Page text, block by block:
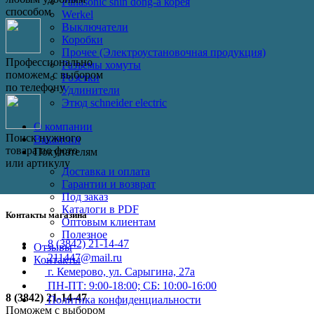
Werkel
Выключатели
Коробки
Прочее (Электроустановочная продукция)
Разъемы хомуты
Розетки
Удлинители
Этюд schneider electric
О компании
Вакансии
Покупателям
Доставка и оплата
Гарантии и возврат
Под заказ
Каталоги в PDF
Оптовым клиентам
Полезное
Отзывы
Контакты
8 (3842) 21-14-47
Поможем с выбором
способом
Профессионально
поможем с выбором
по телефону
Поиск нужного
товара по фото
или артикулу
Контакты магазина
8 (3842) 21-14-47
211447@mail.ru
г. Кемерово, ул. Сарыгина, 27а
ПН-ПТ: 9:00-18:00; СБ: 10:00-16:00
Политика конфиденциальности